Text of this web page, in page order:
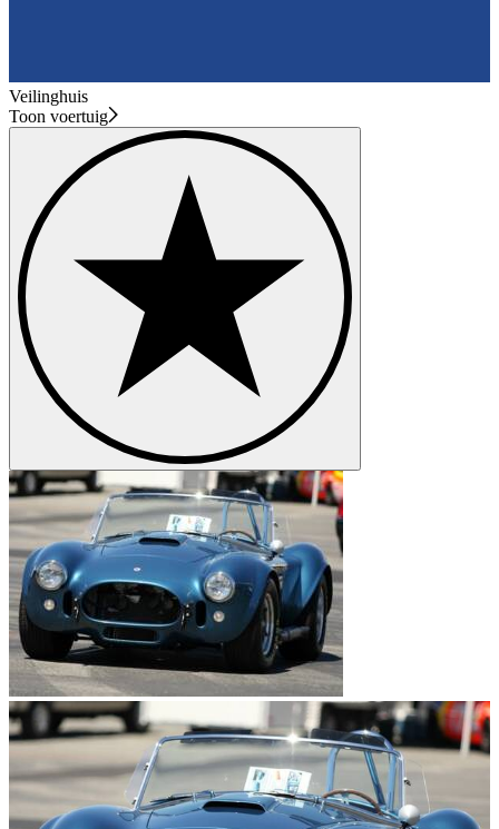
Veilinghuis
Toon voertuig